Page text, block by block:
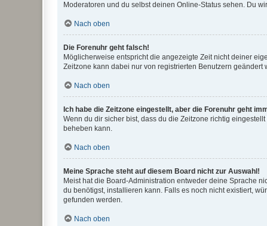
Moderatoren und du selbst deinen Online-Status sehen. Du
Nach oben
Die Forenuhr geht falsch!
Möglicherweise entspricht die angezeigte Zeit nicht deiner
Zeitzone kann dabei nur von registrierten Benutzern
Nach oben
Ich habe die Zeitzone eingestellt, aber die Forenuhr geht
Wenn du dir sicher bist, dass du die Zeitzone richtig
beheben kann.
Nach oben
Meine Sprache steht auf diesem Board nicht zur Auswahl!
Meist hat die Board-Administration entweder deine Sprache
du benötigst, installieren kann. Falls es noch nicht existiert,
gefunden werden.
Nach oben